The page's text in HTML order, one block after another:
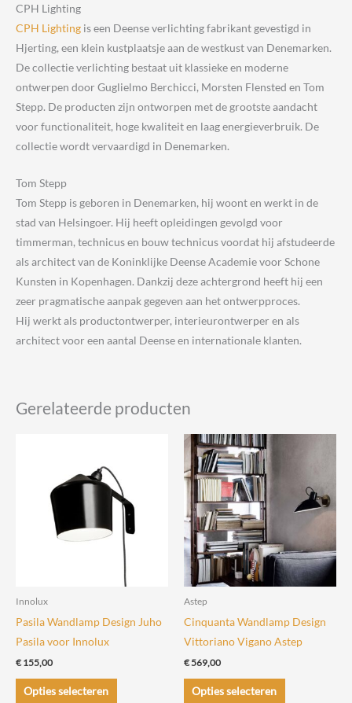
CPH Lighting
CPH Lighting is een Deense verlichting fabrikant gevestigd in
Hjerting, een klein kustplaatsje aan de westkust van Denemarken.
De collectie verlichting bestaat uit klassieke en moderne
ontwerpen door Guglielmo Berchicci, Morsten Flensted en Tom
Stepp. De producten zijn ontworpen met de grootste aandacht
voor functionaliteit, hoge kwaliteit en laag energieverbruik. De
collectie wordt vervaardigd in Denemarken.
Tom Stepp
Tom Stepp is geboren in Denemarken, hij woont en werkt in de
stad van Helsingoer. Hij heeft opleidingen gevolgd voor
timmerman, technicus en bouw technicus voordat hij afstudeerde
als architect van de Koninklijke Deense Academie voor Schone
Kunsten in Kopenhagen. Dankzij deze achtergrond heeft hij een
zeer pragmatische aanpak gegeven aan het ontwerpproces.
Hij werkt als productontwerper, interieurontwerper en als
architect voor een aantal Deense en internationale klanten.
Gerelateerde producten
Innolux
Pasila Wandlamp Design Juho
Pasila voor Innolux
€155,00
Opties selecteren
Dit
Astep
Cinquanta Wandlamp Design
Vittoriano Vigano Astep
€569,00
Opties selecteren
Dit